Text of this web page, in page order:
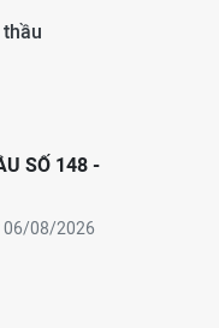
thầu
SỐ 148 -
06/08/2026